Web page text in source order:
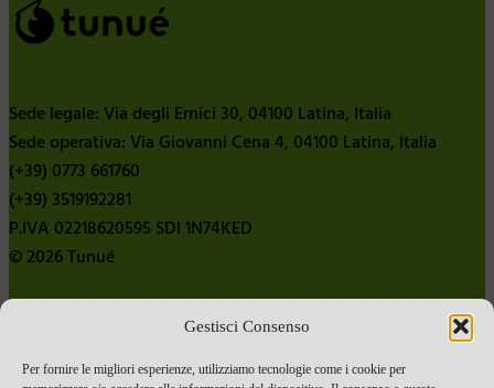
Gestisci Consenso
Per fornire le migliori esperienze, utilizziamo tecnologie come i cookie per
Sede legale: Via degli Ernici 30, 04100 Latina, Italia
Sede operativa: Via Giovanni Cena 4, 04100 Latina, Italia
(+39) 0773 661760
(+39) 3519192281
P.IVA 02218620595 SDI 1N74KED
© 2026 Tunué
Contatti